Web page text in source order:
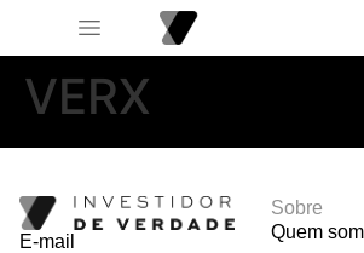
VERX
E-mail
Sobre
Quem